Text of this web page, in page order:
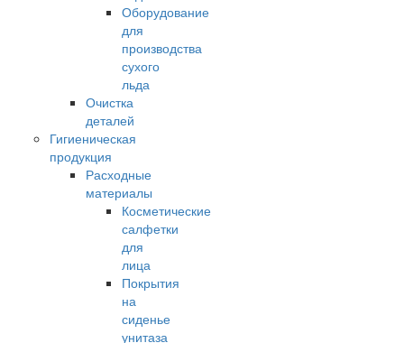
Оборудование
для
производства
сухого
льда
Очистка
деталей
Гигиеническая
продукция
Расходные
материалы
Косметические
салфетки
для
лица
Покрытия
на
сиденье
унитаза